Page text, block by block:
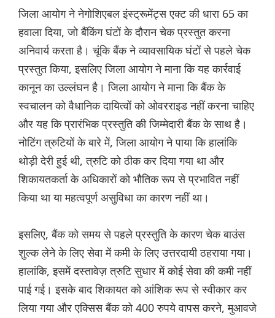
जिला आयोग ने नेगोशिएबल इंस्ट्रूमेंट्स एक्ट की धारा 65 का
हवाला दिया, जो बैंकिंग घंटों के दौरान चेक प्रस्तुत करना
अनिवार्य करता है। चूंकि बैंक ने व्यावसायिक घंटों से पहले चेक
प्रस्तुत किया, इसलिए जिला आयोग ने माना कि यह कार्रवाई
कानून का उल्लंघन है। जिला आयोग ने माना कि बैंक के
स्वचालन को वैधानिक दायित्वों को ओवरराइड नहीं करना चाहिए
और यह कि प्रारंभिक प्रस्तुति की जिम्मेदारी बैंक के साथ है।
नोटिंग त्रुटियों के बारे में, जिला आयोग ने पाया कि हालांकि
थोड़ी देरी हुई थी, त्रुटि को ठीक कर दिया गया था और
शिकायतकर्ता के अधिकारों को भौतिक रूप से प्रभावित नहीं
किया था या महत्वपूर्ण असुविधा का कारण नहीं था।
इसलिए, बैंक को समय से पहले प्रस्तुति के कारण चेक बाउंस
शुल्क लेने के लिए सेवा में कमी के लिए उत्तरदायी ठहराया गया।
हालांकि, इसमें दस्तावेज़ त्रुटि सुधार में कोई सेवा की कमी नहीं
पाई गई। इसके बाद शिकायत को आंशिक रूप से स्वीकार कर
लिया गया और एक्सिस बैंक को 400 रुपये वापस करने, मुआवजे